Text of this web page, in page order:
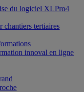
du logiciel XLPro4
chantiers tertiaires
innoval en ligne